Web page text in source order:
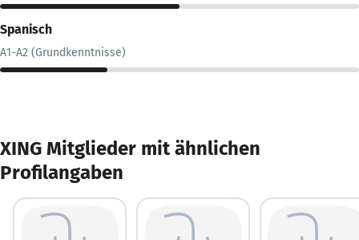
Spanisch
A1-A2 (Grundkenntnisse)
XING Mitglieder mit ähnlichen
Profilangaben